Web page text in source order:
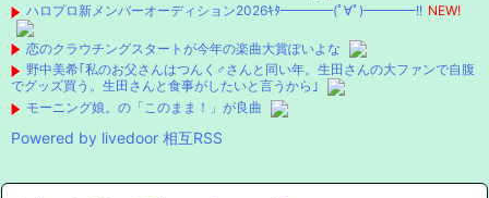
ハロプロ新メンバーオーディション2026ｷﾀ━━━━(ﾟ∀ﾟ)━━━━!! NEW!
恋のクラウチングスタートが今年の楽曲大賞ぽいよな
野中美希｢私のお父さんはつんく♂さんと同い年。生田さんの大ファンで自腹
でグッズ買う。生田さんと食事がしたいと言うから｣
モーニング娘。の「このまま！」が良曲
Powered by livedoor 相互RSS